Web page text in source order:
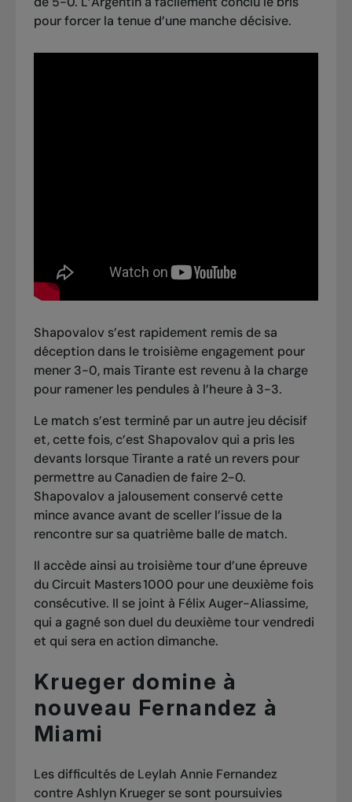
pour forcer la tenue d’une manche décisive.
Shapovalov s’est rapidement remis de sa
déception dans le troisième engagement pour
mener 3-0, mais Tirante est revenu à la charge
pour ramener les pendules à l’heure à 3-3.
Le match s’est terminé par un autre jeu décisif
et, cette fois, c’est Shapovalov qui a pris les
devants lorsque Tirante a raté un revers pour
permettre au Canadien de faire 2-0.
Shapovalov a jalousement conservé cette
mince avance avant de sceller l’issue de la
rencontre sur sa quatrième balle de match.
Il accède ainsi au troisième tour d’une épreuve
du Circuit Masters 1000 pour une deuxième fois
consécutive. Il se joint à Félix Auger-Aliassime,
qui a gagné son duel du deuxième tour vendredi
et qui sera en action dimanche.
Krueger domine à
nouveau Fernandez à
Miami
Les difficultés de Leylah Annie Fernandez
contre Ashlyn Krueger se sont poursuivies